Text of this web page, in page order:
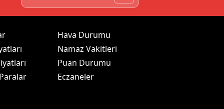
Hava Durumu
Namaz Vakitleri
Puan Durumu
Eczaneler